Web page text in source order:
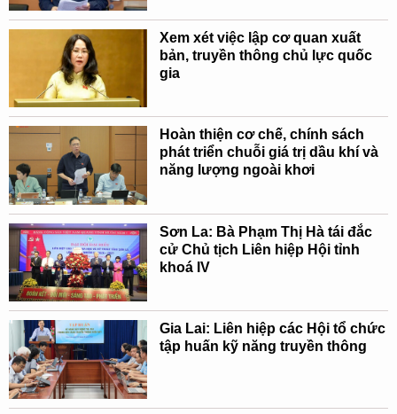
Xem xét việc lập cơ quan xuất
bản, truyền thông chủ lực quốc
gia
Hoàn thiện cơ chế, chính sách
phát triển chuỗi giá trị dầu khí và
năng lượng ngoài khơi
Sơn La: Bà Phạm Thị Hà tái đắc
cử Chủ tịch Liên hiệp Hội tỉnh
khoá IV
Gia Lai: Liên hiệp các Hội tổ chức
tập huấn kỹ năng truyền thông